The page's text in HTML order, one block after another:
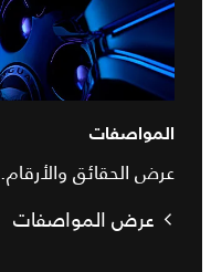
المواصفات
عرض الحقائق والأرقام.
عرض المواصفات